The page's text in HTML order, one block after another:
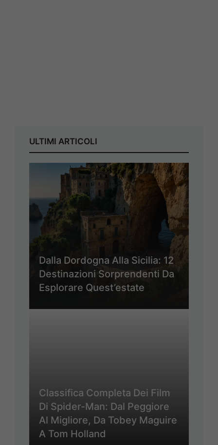
ULTIMI ARTICOLI
Dalla Dordogna Alla Sicilia: 12
Destinazioni Sorprendenti Da
Esplorare Quest’estate
Classifica Completa Dei Film
Di Spider-Man: Dal Peggiore
Al Migliore, Da Tobey Maguire
A Tom Holland